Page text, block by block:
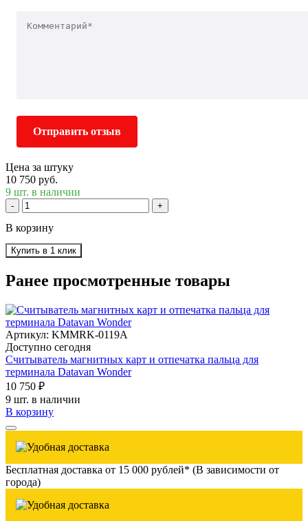
Отправить отзыв
Цена за штуку
10 750 руб.
9 шт. в наличии
- +
В корзину
Купить в 1 клик
Ранее просмотренные товары
Артикул: KMMRK-0119A
Доступно сегодня
Считыватель магнитных карт и отпечатка пальца для
терминала Datavan Wonder
10 750 ₽
9 шт. в наличии
В корзину
Бесплатная доставка от 15 000 рублей* (В зависимости от
города)